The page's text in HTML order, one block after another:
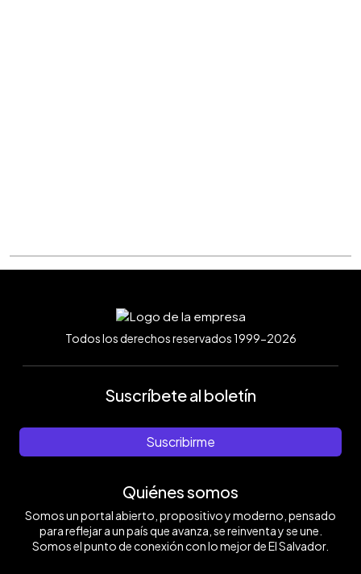
Todos los derechos reservados 1999-2026
Suscríbete al boletín
Suscribirme
Quiénes somos
Somos un portal abierto, propositivo y moderno, pensado
para reflejar a un país que avanza, se reinventa y se une.
Somos el punto de conexión con lo mejor de El Salvador.